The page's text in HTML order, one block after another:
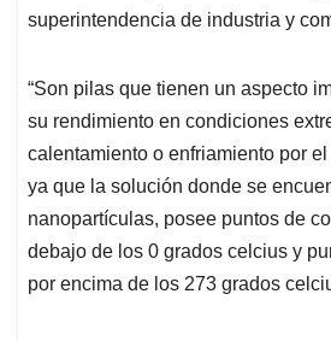
superintendencia de industria y
“Son pilas que tienen un aspecto
su rendimiento en condiciones
calentamiento o enfriamiento por
ya que la solución donde se
nanopartículas, posee puntos de
debajo de los 0 grados celcius y
por encima de los 273 grados